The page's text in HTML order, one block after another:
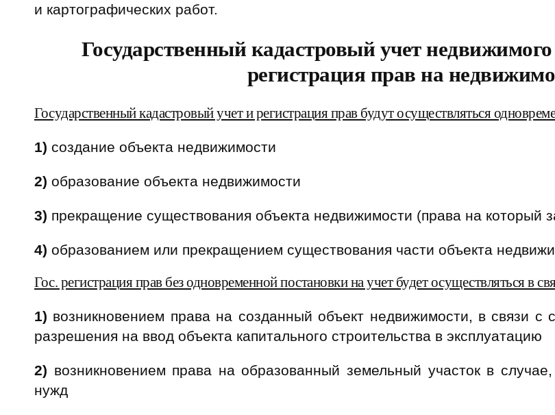
и картографических работ.
Государственный кадастровый учет
регистрация прав на
Государственный кадастровый учет и регистрация прав будут осуществляться
1) создание объекта недвижимости
2) образование объекта недвижимости
3) прекращение существования объекта недвижимости (права на который
4) образованием или прекращением существования части объекта
Гос. регистрация прав без одновременной постановки на учет будет осуществляться в
1) возникновением права на созданный объект недвижимости, в связи с
разрешения на ввод объекта капитального строительства в эксплуатацию
2) возникновением права на образованный земельный участок в
нужд